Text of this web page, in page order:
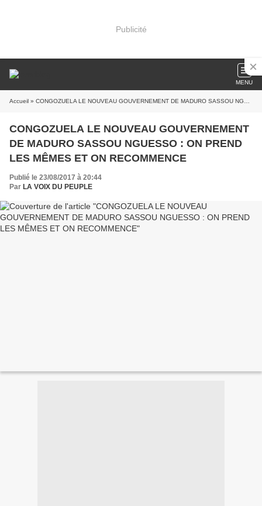
Publicité
MENU
Accueil » CONGOZUELA LE NOUVEAU GOUVERNEMENT DE MADURO SASSOU NGUESSO : ON PREND LES MÊMES ET ON RECOMMENCE
CONGOZUELA LE NOUVEAU GOUVERNEMENT
DE MADURO SASSOU NGUESSO : ON PREND
LES MÊMES ET ON RECOMMENCE
Publié le 23/08/2017 à 20:44
Par LA VOIX DU PEUPLE